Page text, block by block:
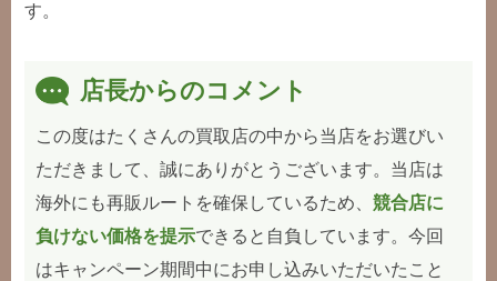
す。
店長からのコメント
この度はたくさんの買取店の中から当店をお選びい
ただきまして、誠にありがとうございます。当店は
海外にも再販ルートを確保しているため、競合店に
負けない価格を提示できると自負しています。今回
はキャンペーン期間中にお申し込みいただいたこと